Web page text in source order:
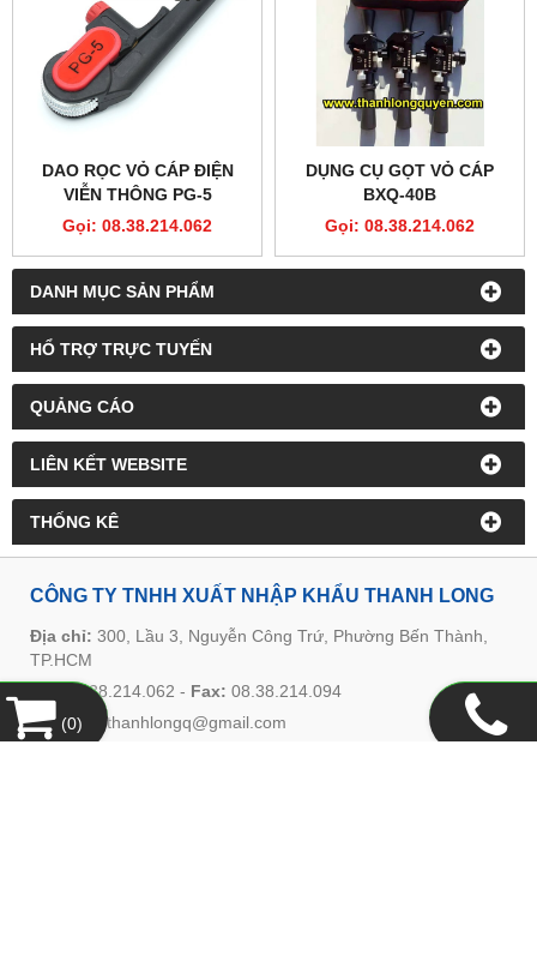
DANH MỤC SẢN PHẨM
HỔ TRỢ TRỰC TUYẾN
QUẢNG CÁO
LIÊN KẾT WEBSITE
THỐNG KÊ
DAO RỌC VỎ CÁP ĐIỆN
VIỄN THÔNG PG-5
Gọi: 08.38.214.062
DỤNG CỤ GỌT VỎ CÁP
BXQ-40B
Gọi: 08.38.214.062
CÔNG TY TNHH XUẤT NHẬP KHẨU THANH LONG
Địa chỉ: 300, Lầu 3, Nguyễn Công Trứ, Phường Bến Thành,
TP.HCM
08.38.214.062 - Fax: 08.38.214.094
Email:
ctythanhlongq@gmail.com
(0)